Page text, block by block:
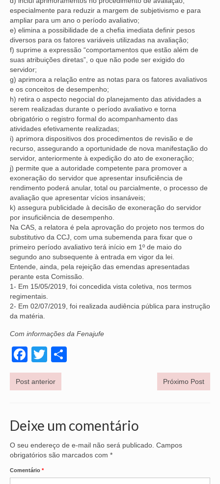
especialmente para reduzir a margem de subjetivismo e para
ampliar para um ano o período avaliativo;
e) elimina a possibilidade de a chefia imediata definir pesos
diversos para os fatores variáveis utilizadas na avaliação;
f) suprime a expressão “comportamentos que estão além de
suas atribuições diretas”, o que não pode ser exigido do
servidor;
g) aprimora a relação entre as notas para os fatores avaliativos
e os conceitos de desempenho;
h) retira o aspecto negocial do planejamento das atividades a
serem realizadas durante o período avaliativo e torna
obrigatório o registro formal do acompanhamento das
atividades efetivamente realizadas;
i) aprimora dispositivos dos procedimentos de revisão e de
recurso, assegurando a oportunidade de nova manifestação do
servidor, anteriormente à expedição do ato de exoneração;
j) permite que a autoridade competente para promover a
exoneração do servidor que apresentar insuficiência de
rendimento poderá anular, total ou parcialmente, o processo de
avaliação que apresentar vícios insanáveis;
k) assegura publicidade à decisão de exoneração do servidor
por insuficiência de desempenho.
Na CAS, a relatora é pela aprovação do projeto nos termos do
substitutivo da CCJ, com uma subemenda para fixar que o
primeiro período avaliativo terá início em 1º de maio do
segundo ano subsequente à entrada em vigor da lei.
Entende, ainda, pela rejeição das emendas apresentadas
perante esta Comissão.
1- Em 15/05/2019, foi concedida vista coletiva, nos termos
regimentais.
2- Em 02/07/2019, foi realizada audiência pública para instrução
da matéria.
Com informações da Fenajufe
Facebook
Twitter
Post anterior Próximo Post
Deixe um comentário
O seu endereço de e-mail não será publicado. Campos
obrigatórios são marcados com *
Comentário *